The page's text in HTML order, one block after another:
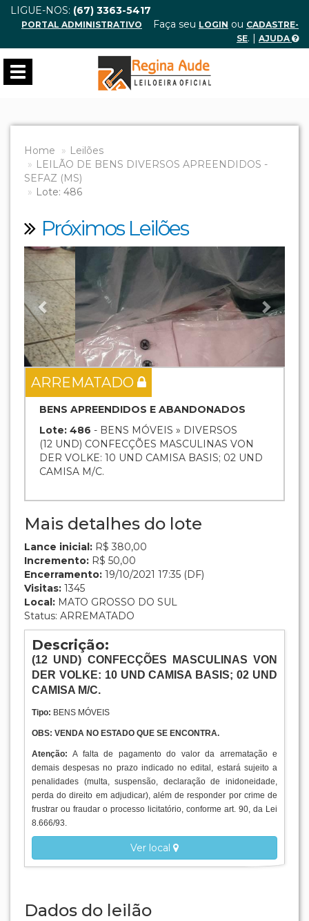
LIGUE-NOS: (67) 3363-5417
PORTAL ADMINISTRATIVO Faça seu LOGIN ou CADASTRE-
SE. | AJUDA
Toggle
navigation
Home
Leilões
LEILÃO DE BENS DIVERSOS APREENDIDOS -
SEFAZ (MS)
Lote: 486
Próximos Leilões
Previous
ARREMATADO
BENS APREENDIDOS E ABANDONADOS
Lote: 486- BENS MÓVEIS » DIVERSOS
(12 UND) CONFECÇÕES MASCULINAS VON
DER VOLKE: 10 UND CAMISA BASIS; 02 UND
CAMISA M/C.
Mais detalhes do lote
Lance inicial:R$ 380,00
Incremento:R$ 50,00
Encerramento:19/10/2021 17:35 (DF)
Visitas:1345
Local:MATO GROSSO DO SUL
Status: ARREMATADO
Descrição:
CAMISA M/C.